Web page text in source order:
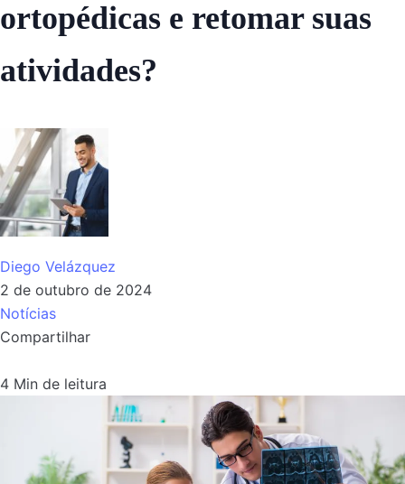
ortopédicas e retomar suas
atividades?
Diego Velázquez
2 de outubro de 2024
Notícias
Compartilhar
4 Min de leitura